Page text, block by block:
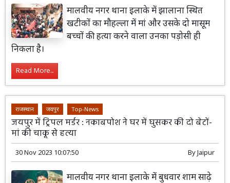
मालवीय नगर थाना इलाके में झालाना स्थित
खटीकों का मौहल्ला में मां और उसके दो मासूम
बच्चों की हत्या करने वाला उनका पड़ोसी ही
निकला है।
Read More...
राजस्थान जयपुर Top-News
जयपुर में ट्रिपल मर्डर : नकाबपोश ने घर में घुसकर की दो बेटों-
मां की चाकू से हत्या
30 Nov 2023 10:07:50 ByJaipur
मालवीय नगर थाना इलाके में बुधवार शाम साढ़े